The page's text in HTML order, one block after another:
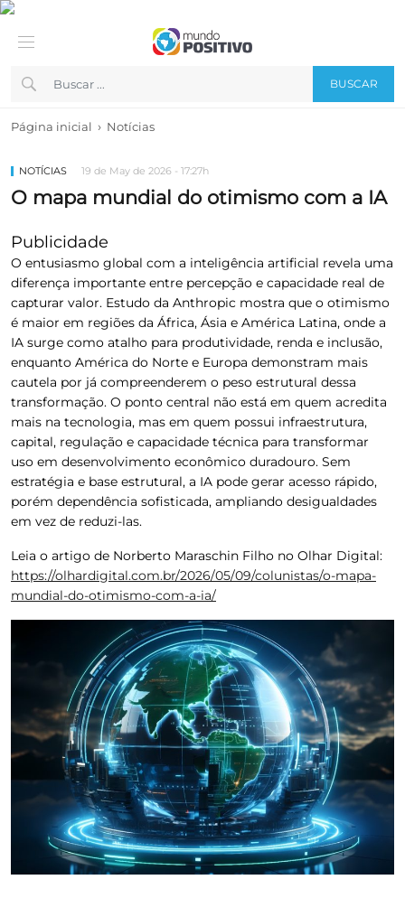
BUSCAR
Página inicial › Notícias
NOTÍCIAS 19 de May de 2026 - 17:27h
O mapa mundial do otimismo com a IA
Publicidade
O entusiasmo global com a inteligência artificial revela uma
diferença importante entre percepção e capacidade real de
capturar valor. Estudo da Anthropic mostra que o otimismo
é maior em regiões da África, Ásia e América Latina, onde a
IA surge como atalho para produtividade, renda e inclusão,
enquanto América do Norte e Europa demonstram mais
cautela por já compreenderem o peso estrutural dessa
transformação. O ponto central não está em quem acredita
mais na tecnologia, mas em quem possui infraestrutura,
capital, regulação e capacidade técnica para transformar
uso em desenvolvimento econômico duradouro. Sem
estratégia e base estrutural, a IA pode gerar acesso rápido,
porém dependência sofisticada, ampliando desigualdades
em vez de reduzi-las.
Leia o artigo de Norberto Maraschin Filho no Olhar Digital:
https://olhardigital.com.br/2026/05/09/colunistas/o-mapa-
mundial-do-otimismo-com-a-ia/